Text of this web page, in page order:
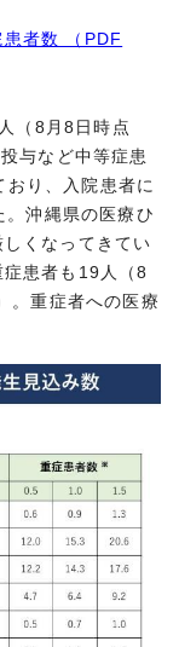
者数 （PDF
（8月8日時点
与など中等症患
り、入院患者に
沖縄県の医療ひ
くなってきてい
患者も19人（8
。重症者への医療